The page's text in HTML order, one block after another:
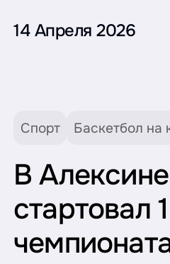
14 Апреля 2026
Спорт Баскетбол на
В Алексине
стартовал